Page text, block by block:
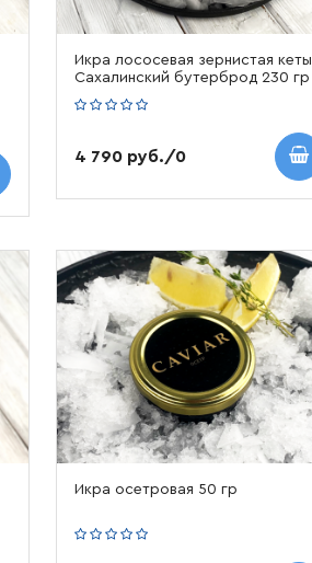
Икра лососевая зернистая кеты
Сахалинский бутерброд 230 гр
4 790 руб./0
Икра осетровая 50 гр